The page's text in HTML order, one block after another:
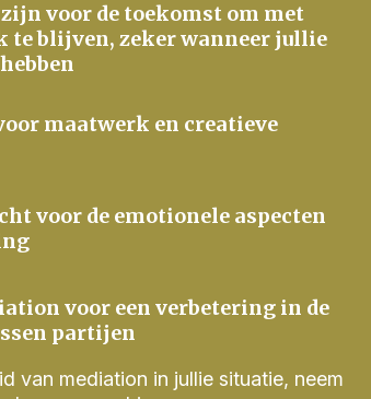
voor de toekomst om met
te blijven, zeker wanneer jullie
maatwerk en creatieve
voor de emotionele aspecten
voor een verbetering in de
partijen
van mediation in jullie situatie, neem